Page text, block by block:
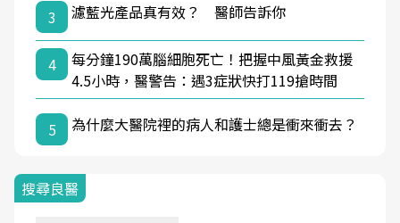
3
濾藍光產品真有效？ 醫師告訴你
4
每分鐘190萬腦細胞死亡！把握中風黃金救援
4.5小時，醫警告：遇3症狀快打119搶時間
5 為什麼大醫院裡的病人和護士總是衝來衝去？
搜尋良醫